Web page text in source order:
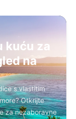
kuću za
na
s vlastitim
Otkrijte
za nezaboravne